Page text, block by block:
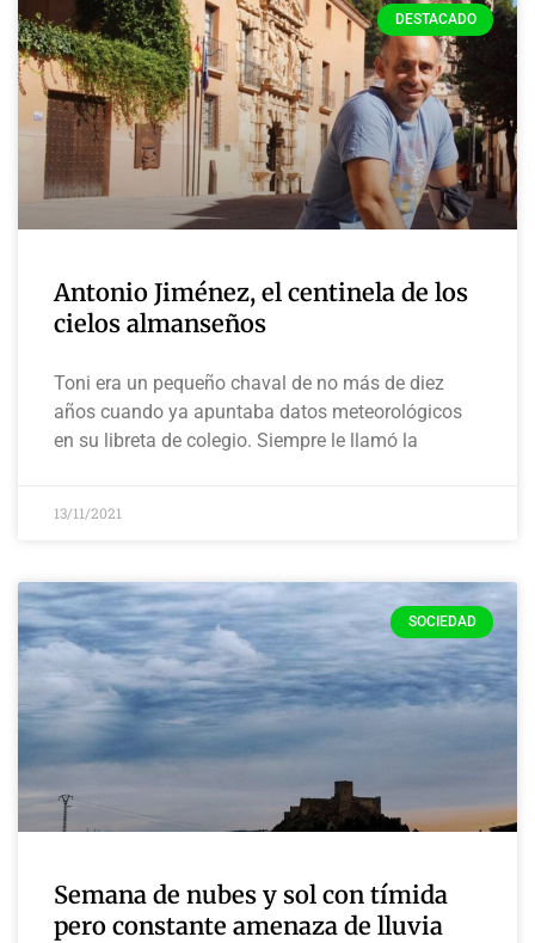
DESTACADO
Antonio Jiménez, el centinela de los
cielos almanseños
Toni era un pequeño chaval de no más de diez
años cuando ya apuntaba datos meteorológicos
en su libreta de colegio. Siempre le llamó la
13/11/2021
SOCIEDAD
Semana de nubes y sol con tímida
pero constante amenaza de lluvia